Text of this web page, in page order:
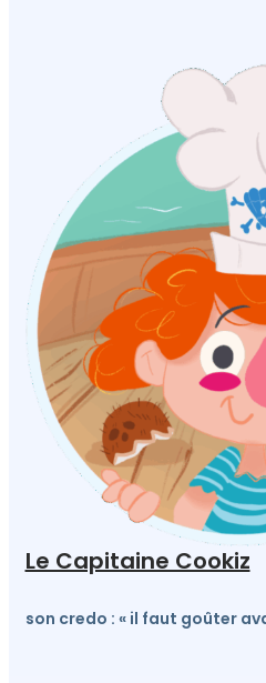
Le Capitaine Cookiz
son credo : « il faut goûter